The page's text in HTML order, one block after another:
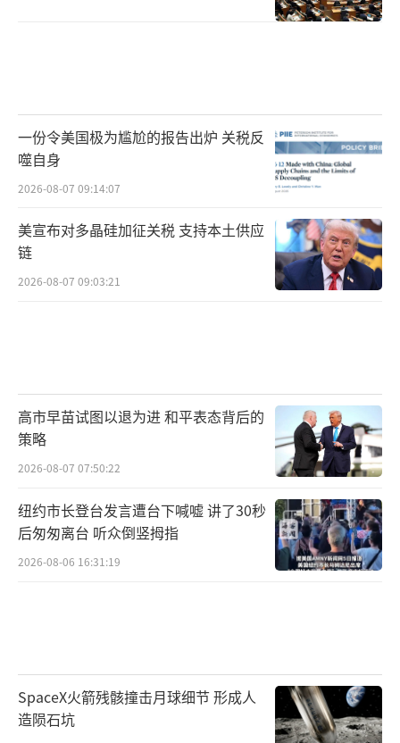
一份令美国极为尴尬的报告出炉 关税反
噬自身
2026-08-07 09:14:07
美宣布对多晶硅加征关税 支持本土供应
链
2026-08-07 09:03:21
高市早苗试图以退为进 和平表态背后的
策略
2026-08-07 07:50:22
纽约市长登台发言遭台下喊嘘 讲了30秒
后匆匆离台 听众倒竖拇指
2026-08-06 16:31:19
SpaceX火箭残骸撞击月球细节 形成人
造陨石坑